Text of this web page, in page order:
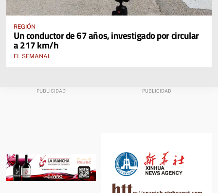
REGIÓN
Un conductor de 67 años, investigado por circular
a 217 km/h
EL SEMANAL